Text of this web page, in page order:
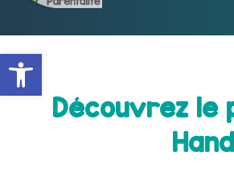
Ouvrir la barre d’outils
Découvrez le